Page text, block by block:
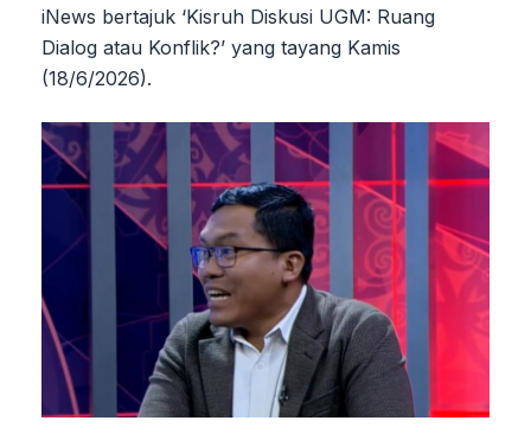
iNews bertajuk ‘Kisruh Diskusi UGM: Ruang
Dialog atau Konflik?’ yang tayang Kamis
(18/6/2026).